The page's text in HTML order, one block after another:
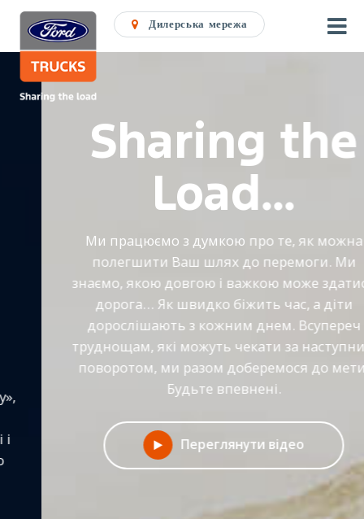
Дилерська мережа
Sharing the
Load...
Ми працюємо з думкою про те, як можна
полегшити Ваш шлях до перемоги. Ми
знаємо, якою довгою і важкою може здатися
дорога… Як швидко біжить час, а діти
дорослішають з кожним днем. Всупереч
труднощам, які можуть чекати за наступним
поворотом, ми разом доберемося до мети.
Будьте впевнені.
Переглянути відео